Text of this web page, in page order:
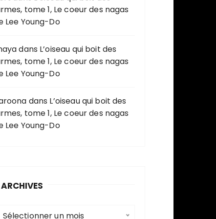
tome 1, Le coeur des nagas
Lee Young-Do
dans L’oiseau qui boit des
tome 1, Le coeur des nagas
Lee Young-Do
dans L’oiseau qui boit des
tome 1, Le coeur des nagas
Lee Young-Do
ARCHIVES
Sélectionner un mois